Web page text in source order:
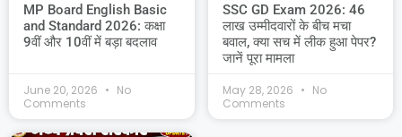
MP Board English Basic
and Standard 2026: कक्षा
9वीं और 10वीं में बड़ा बदलाव
June 20, 2026
No
Comments
SSC GD Exam 2026: 46
लाख उम्मीदवारों के बीच मचा
बवाल, क्या सच में लीक हुआ पेपर?
जानें पूरा मामला
May 28, 2026
No
Comments